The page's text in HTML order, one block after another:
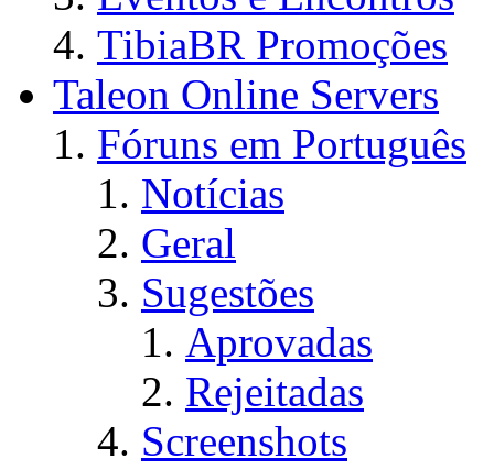
TibiaBR Promoções
Taleon Online Servers
Fóruns em Português
Notícias
Geral
Sugestões
Aprovadas
Rejeitadas
Screenshots